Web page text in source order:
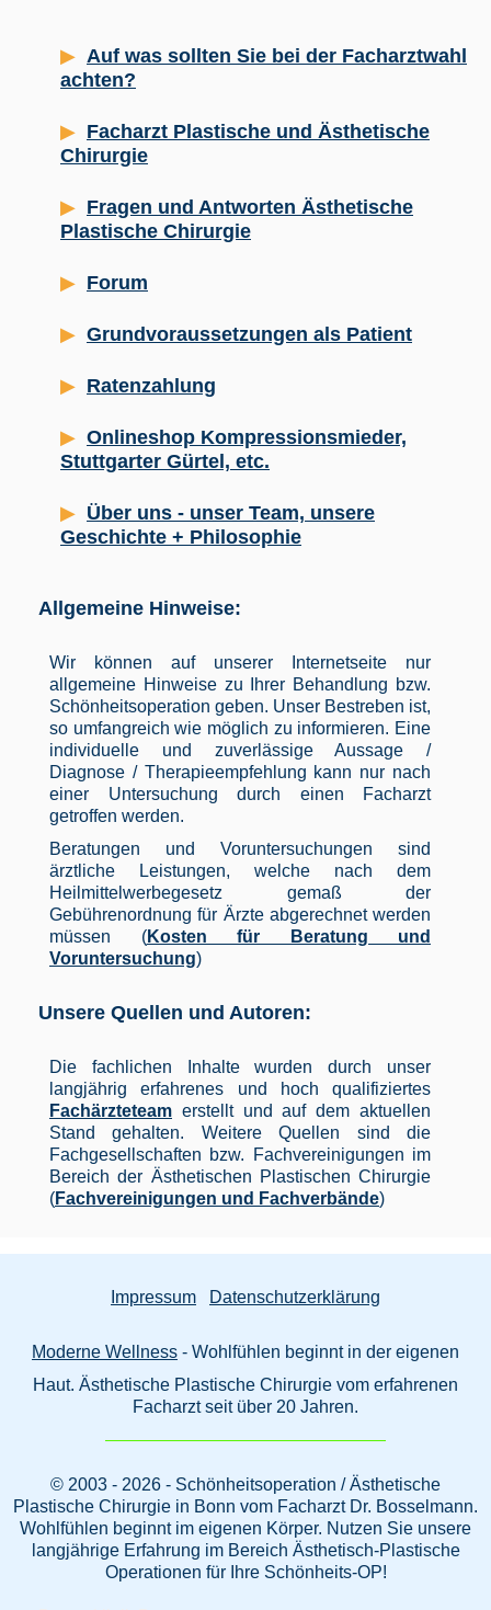
Auf was sollten Sie bei der Facharztwahl
achten?
Facharzt Plastische und Ästhetische
Chirurgie
Fragen und Antworten Ästhetische
Plastische Chirurgie
Forum
Grundvoraussetzungen als Patient
Ratenzahlung
Onlineshop Kompressionsmieder,
Stuttgarter Gürtel, etc.
Über uns - unser Team, unsere
Geschichte + Philosophie
Allgemeine Hinweise:
Wir können auf unserer Internetseite nur
allgemeine Hinweise zu Ihrer Behandlung bzw.
Schönheitsoperation geben. Unser Bestreben ist,
so umfangreich wie möglich zu informieren. Eine
individuelle und zuverlässige Aussage /
Diagnose / Therapieempfehlung kann nur nach
einer Untersuchung durch einen Facharzt
getroffen werden.
Beratungen und Voruntersuchungen sind
ärztliche Leistungen, welche nach dem
Heilmittelwerbegesetz gemaß der
Gebührenordnung für Ärzte abgerechnet werden
müssen (Kosten für Beratung und
Voruntersuchung)
Unsere Quellen und Autoren:
Die fachlichen Inhalte wurden durch unser
langjährig erfahrenes und hoch qualifiziertes
Fachärzteteam erstellt und auf dem aktuellen
Stand gehalten. Weitere Quellen sind die
Fachgesellschaften bzw. Fachvereinigungen im
Bereich der Ästhetischen Plastischen Chirurgie
(Fachvereinigungen und Fachverbände)
Impressum Datenschutzerklärung
Moderne Wellness - Wohlfühlen beginnt in der eigenen
Haut. Ästhetische Plastische Chirurgie vom erfahrenen
Facharzt seit über 20 Jahren.
© 2003 - 2026 - Schönheitsoperation / Ästhetische
Plastische Chirurgie in Bonn vom Facharzt Dr. Bosselmann.
Wohlfühlen beginnt im eigenen Körper. Nutzen Sie unsere
langjährige Erfahrung im Bereich Ästhetisch-Plastische
Operationen für Ihre Schönheits-OP!